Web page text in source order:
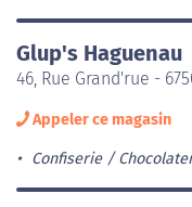
Glup's Haguenau
46, Rue Grand'rue -
Appeler ce magasin
Confiserie /